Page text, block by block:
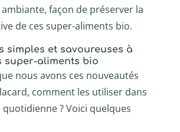
façon de préserver la
de ces super-aliments bio.
simples et savoureuses à
super-aliments bio
nous avons ces nouveautés
comment les utiliser dans
? Voici quelques